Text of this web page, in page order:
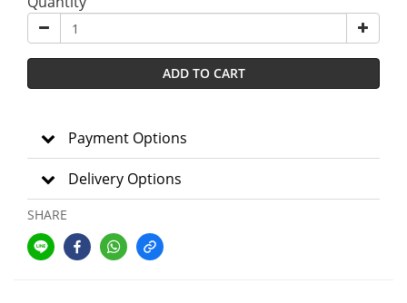
ADD TO CART
Payment Options
Delivery Options
SHARE